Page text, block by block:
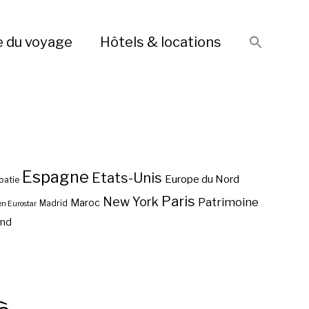
du voyage Hôtels & locations
Espagne Etats-Unis Europe du Nord
Eurostar Madrid Maroc New York Paris Patrimoine